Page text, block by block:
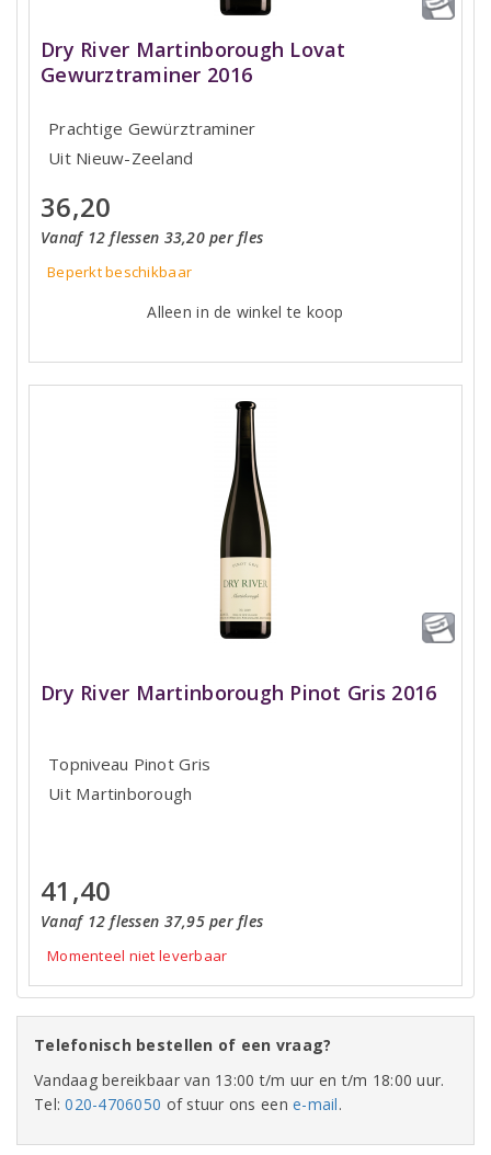
Dry River Martinborough Lovat
Gewurztraminer 2016
Prachtige Gewürztraminer
Uit Nieuw-Zeeland
36,20
Vanaf 12 flessen 33,20 per fles
Beperkt beschikbaar
Alleen in de winkel te koop
Dry River Martinborough Pinot Gris 2016
Topniveau Pinot Gris
Uit Martinborough
41,40
Vanaf 12 flessen 37,95 per fles
Momenteel niet leverbaar
Telefonisch bestellen of een vraag?
Vandaag bereikbaar van 13:00 t/m uur en t/m 18:00 uur.
Tel:020-4706050 of stuur ons eene-mail.